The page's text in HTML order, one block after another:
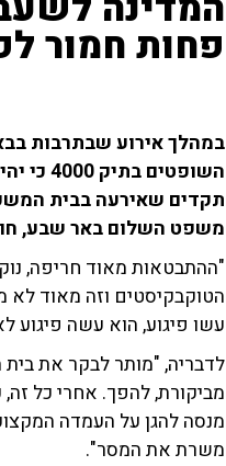
פחות חמור
במהלך אירוע שבתרבות
תקדים שאירעה בבית
משפט השלום באר שבע,
"ההתבטאות מאוד חריפה,
הטוקבקיסטים וזה מאוד לא
עשו פיגוע, הוא עשה פיגוע
לדבריה, "מותר לבקר את
מביקורת, להפך. אחרי כל
מנסה להגן על העמדה
משרת את המסר".